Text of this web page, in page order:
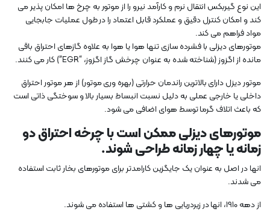
این نوع گیربکس انتقال نرم و کارآمد نیرو را از موتور به چرخ ها امکان پذیر می
کند و امکان کنترل دقیق و عملکرد قابل اعتماد را در طول عملیات جابجایی
مواد فراهم می کند.
موتورهای دیزلی با فشرده سازی تنها هوا یا هوا به علاوه گازهای احتراق باقی
مانده از اگزوز (شناخته شده به عنوان چرخش گاز اگزوز، “EGR”) کار می کنند.
موتور دیزل دارای بالاترین راندمان حرارتی (بهره وری موتور) از هر موتور احتراق
داخلی یا خارجی عملی به دلیل نسبت انبساط بسیار بالا و سوختگی ذاتی است
که باعث اتلاف گرما توسط هوای اضافی می شود.
موتورهای دیزلی ممکن است با چرخه احتراق دو
زمانه یا چهار زمانه طراحی شوند.
انها در اصل به عنوان یک جایگزین کارامدتر برای موتورهای بخار ثابت استفاده
می شدند.
از دهه 1910، انها در زیردریایی ها و کشتی ها استفاده می شوند.